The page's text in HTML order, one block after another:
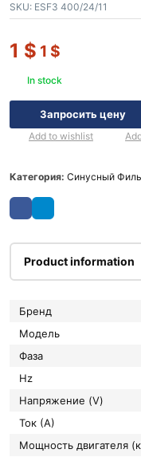
SKU: ESF3 400/24/11
1 $ 1 $
In stock
Запросить цену
Add to wishlist
Категория: Синусный
Product information
Бренд
Модель
Фаза
Hz
Напряжение (V)
Ток (А)
Мощность двигателя